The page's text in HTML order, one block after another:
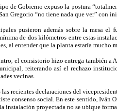
de Gobierno expuso la postura
Gregorio “no tiene nada que ver” con
pusieron además sobre la mesa
de dos kilómetros entre estas
al entender que la planta estaría
el consistorio hizo entrega también a
reiterando así el rechazo
vecinas.
recientes declaraciones del
consenso social. En este sentido, Iván
instalación proyectada no se ubique